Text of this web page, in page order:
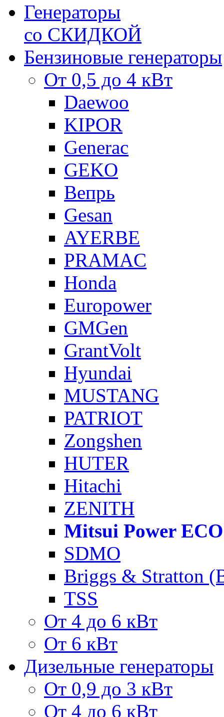
Генераторы
со СКИДКОЙ
Бензиновые генераторы
От 0,5 до 4 кВт
Daewoo
KIPOR
Generac
GEKO
Вепрь
Gesan
AYERBE
PRAMAC
Honda
Europower
GMGen
GrantVolt
Hyundai
MUSTANG
PATRIOT
Zongshen
HUTER
Hitachi
ZENITH
Mitsui Power ECO
SDMO
Briggs & Stratton
TSS
От 4 до 6 кВт
От 6 кВт
Дизельные генераторы
От 0,9 до 3 кВт
От 4 до 6 кВт